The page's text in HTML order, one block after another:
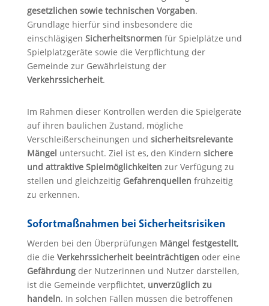
gesetzlichen sowie technischen Vorgaben.
Grundlage hierfür sind insbesondere die
einschlägigen Sicherheitsnormen für Spielplätze und
Spielplatzgeräte sowie die Verpflichtung der
Gemeinde zur Gewährleistung der
Verkehrssicherheit.
Im Rahmen dieser Kontrollen werden die Spielgeräte
auf ihren baulichen Zustand, mögliche
Verschleißerscheinungen und sicherheitsrelevante
Mängel untersucht. Ziel ist es, den Kindern sichere
und attraktive Spielmöglichkeiten zur Verfügung zu
stellen und gleichzeitig Gefahrenquellen frühzeitig
zu erkennen.
Sofortmaßnahmen bei Sicherheitsrisiken
Werden bei den Überprüfungen Mängel festgestellt,
die die Verkehrssicherheit beeinträchtigen oder eine
Gefährdungder Nutzerinnen und Nutzer darstellen,
ist die Gemeinde verpflichtet, unverzüglich zu
handeln. In solchen Fällen müssen die betroffenen